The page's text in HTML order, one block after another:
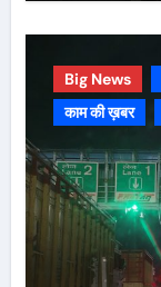
Big News
काम की ख़बर